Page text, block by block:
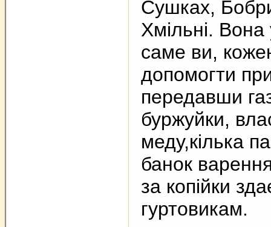
Сушках,
Хмільні. Вона
саме ви,
допомогти
передавши
буржуйки,
меду,кілька
банок
за копійки
гуртовикам.